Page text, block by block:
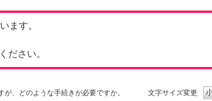
ます。
ださい。
文字サイズ変更
が、どのような手続きが必要ですか。